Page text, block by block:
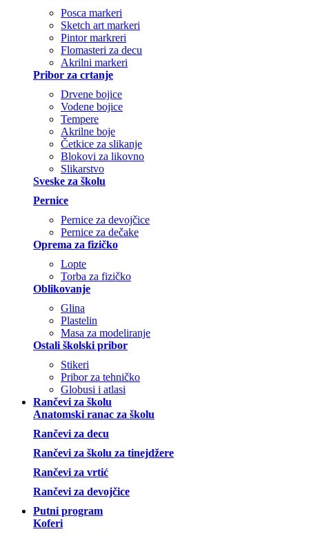
Posca markeri
Sketch art markeri
Pintor markreri
Flomasteri za decu
Akrilni markeri
Pribor za crtanje
Drvene bojice
Vodene bojice
Tempere
Akrilne boje
Četkice za slikanje
Blokovi za likovno
Slikarstvo
Sveske za školu
Pernice
Pernice za devojčice
Pernice za dečake
Oprema za fizičko
Lopte
Torba za fizičko
Oblikovanje
Glina
Plastelin
Masa za modeliranje
Ostali školski pribor
Stikeri
Pribor za tehničko
Globusi i atlasi
Rančevi za školu
Anatomski ranac za školu
Rančevi za decu
Rančevi za školu za tinejdžere
Rančevi za vrtić
Rančevi za devojčice
Putni program
Koferi